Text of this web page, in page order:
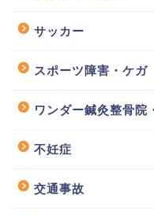
サッカー
スポーツ障害・ケガ
ワンダー鍼灸整骨院
不妊症
交通事故